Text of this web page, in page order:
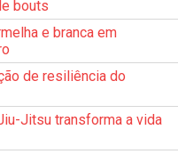
bouts
e branca em
de resiliência do
Jitsu transforma a vida